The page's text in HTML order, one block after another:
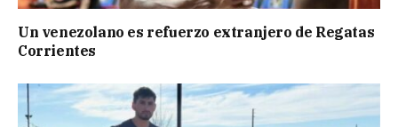
Un venezolano es refuerzo extranjero de Regatas
Corrientes